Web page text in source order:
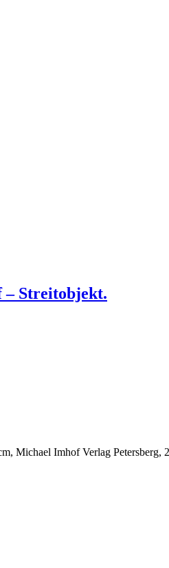
– Streitobjekt.
Michael Imhof Verlag